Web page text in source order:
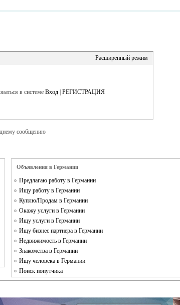
Расширенный режим
в системе Вход РЕГИСТРАЦИЯ
сообщению
Объявления в Германии
Предлагаю работу в Германии
Ищу работу в Германии
Куплю/Продам в Германии
Окажу услуги в Германии
Ищу услуги в Германии
Ищу бизнес партнера в Германии
Недвижимость в Германии
Знакомства в Германии
Ищу человека в Германии
Поиск попутчика